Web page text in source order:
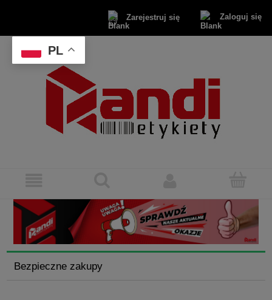
Zarejestruj się Zaloguj się
Bezpieczne zakupy
PL